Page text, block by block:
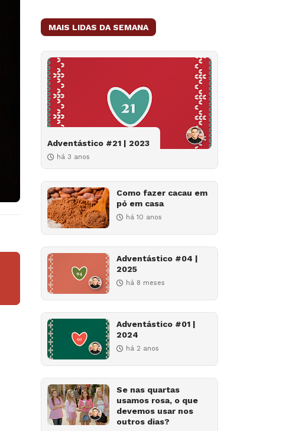
MAIS LIDAS DA SEMANA
Adventástico #21 | 2023
há 3 anos
Como fazer cacau em
pó em casa
há 10 anos
Adventástico #04 |
2025
há 8 meses
Adventástico #01 |
2024
há 2 anos
Se nas quartas
usamos rosa, o que
devemos usar nos
outros dias?